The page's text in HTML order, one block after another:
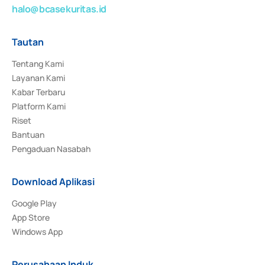
halo@bcasekuritas.id
Tautan
Tentang Kami
Layanan Kami
Kabar Terbaru
Platform Kami
Riset
Bantuan
Pengaduan Nasabah
Download Aplikasi
Google Play
App Store
Windows App